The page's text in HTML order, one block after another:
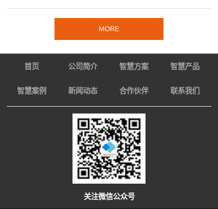
MORE
首页 公司简介 智慧方案 智慧产品
智慧案例 新闻动态 合作伙伴 联系我们
关注微信公众号